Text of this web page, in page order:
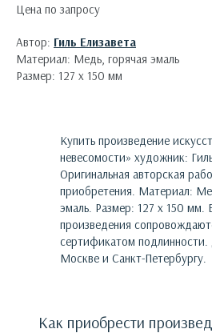
Цена по запросу
Автор: Гиль Елизавета
Материал: Медь, горячая эмаль
Размер: 127 х 150 мм
Купить произведение
невесомости» художник:
Оригинальная авторская
приобретения. Материал:
эмаль. Размер: 127 х 150 мм.
произведения
сертификатом подлинности.
Москве и Санкт-Петербургу.
Как приобрести